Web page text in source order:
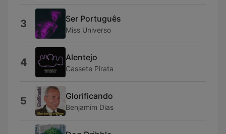
3 Ser Português
Miss Universo
4 Alentejo
Cassete Pirata
5 Glorificando
Benjamim Dias